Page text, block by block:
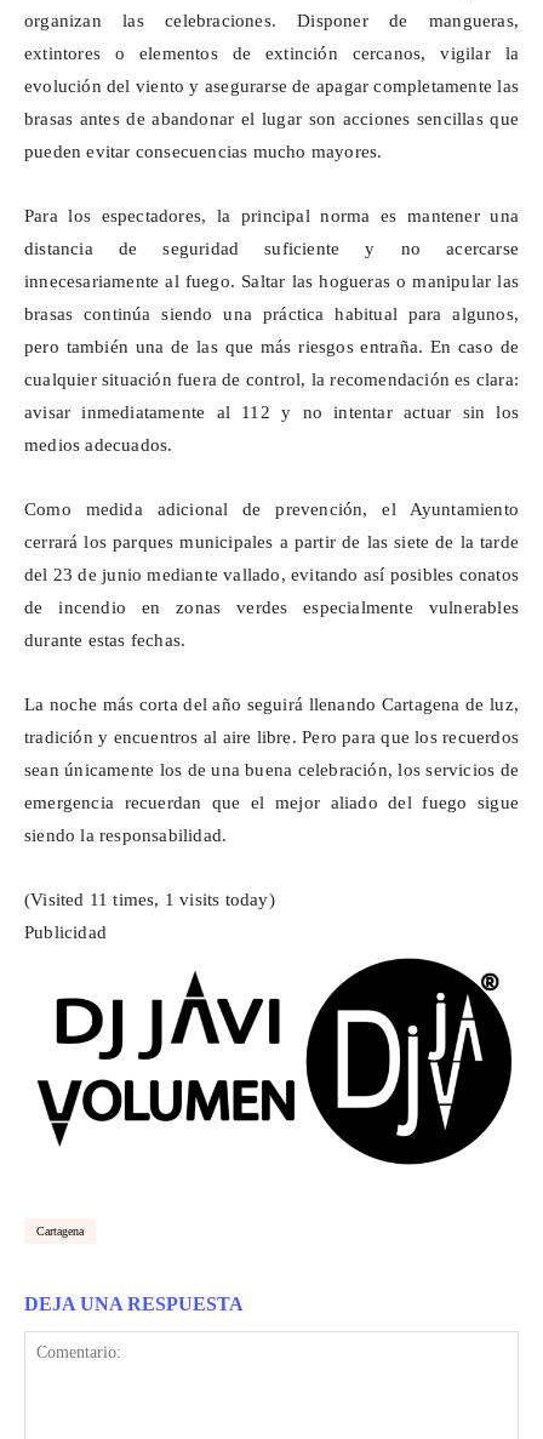
organizan las celebraciones. Disponer de mangueras,
extintores o elementos de extinción cercanos, vigilar la
evolución del viento y asegurarse de apagar completamente las
brasas antes de abandonar el lugar son acciones sencillas que
pueden evitar consecuencias mucho mayores.
Para los espectadores, la principal norma es mantener una
distancia de seguridad suficiente y no acercarse
innecesariamente al fuego. Saltar las hogueras o manipular las
brasas continúa siendo una práctica habitual para algunos,
pero también una de las que más riesgos entraña. En caso de
cualquier situación fuera de control, la recomendación es clara:
avisar inmediatamente al 112 y no intentar actuar sin los
medios adecuados.
Como medida adicional de prevención, el Ayuntamiento
cerrará los parques municipales a partir de las siete de la tarde
del 23 de junio mediante vallado, evitando así posibles conatos
de incendio en zonas verdes especialmente vulnerables
durante estas fechas.
La noche más corta del año seguirá llenando Cartagena de luz,
tradición y encuentros al aire libre. Pero para que los recuerdos
sean únicamente los de una buena celebración, los servicios de
emergencia recuerdan que el mejor aliado del fuego sigue
siendo la responsabilidad.
(Visited 11 times, 1 visits today)
Publicidad
Cartagena
DEJA UNA RESPUESTA